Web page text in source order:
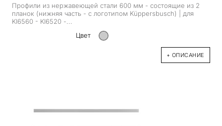
Профили из нержавеющей стали 600 мм - состоящие из 2
планок (нижняя часть - с логотипом Küppersbusch) | для
KI6560 - KI6520 -...
Цвет
+ ОПИСАНИЕ